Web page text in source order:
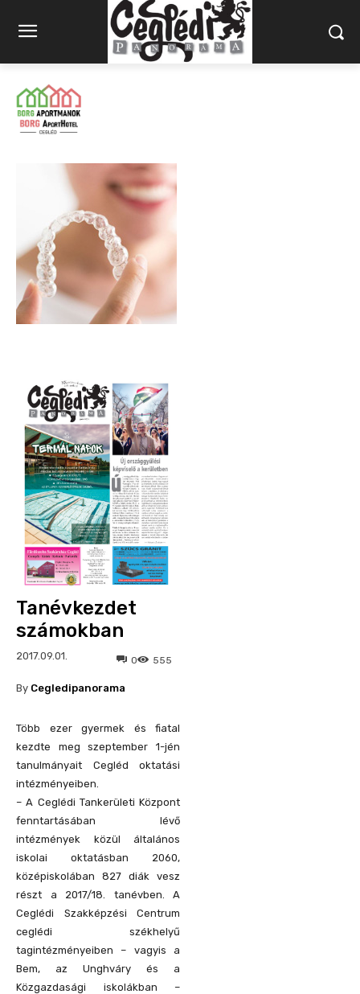
Tanévkezdet
számokban
2017.09.01. 555
0
By Cegledipanorama
Több ezer gyermek és fiatal
kezdte meg szeptember 1-jén
tanulmányait Cegléd oktatási
intézményeiben.
– A Ceglédi Tankerületi Központ
fenntartásában lévő
intézmények közül általános
iskolai oktatásban 2060,
középiskolában 827 diák vesz
részt a 2017/18. tanévben. A
Ceglédi Szakképzési Centrum
ceglédi székhelyű
tagintézményeiben – vagyis a
Bem, az Unghváry és a
Közgazdasági iskolákban –